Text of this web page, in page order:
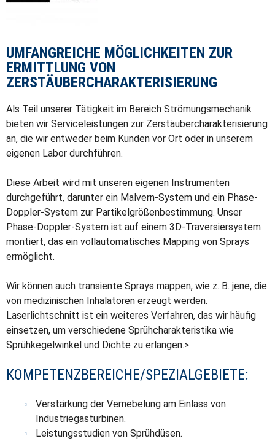
UMFANGREICHE MÖGLICHKEITEN ZUR
ERMITTLUNG VON
ZERSTÄUBERCHARAKTERISIERUNG
Als Teil unserer Tätigkeit im Bereich Strömungsmechanik
bieten wir Serviceleistungen zur Zerstäubercharakterisierung
an, die wir entweder beim Kunden vor Ort oder in unserem
eigenen Labor durchführen.
Diese Arbeit wird mit unseren eigenen Instrumenten
durchgeführt, darunter ein Malvern-System und ein Phase-
Doppler-System zur Partikelgrößenbestimmung. Unser
Phase-Doppler-System ist auf einem 3D-Traversiersystem
montiert, das ein vollautomatisches Mapping von Sprays
ermöglicht.
Wir können auch transiente Sprays mappen, wie z. B. jene, die
von medizinischen Inhalatoren erzeugt werden.
Laserlichtschnitt ist ein weiteres Verfahren, das wir häufig
einsetzen, um verschiedene Sprühcharakteristika wie
Sprühkegelwinkel und Dichte zu erlangen.>
KOMPETENZBEREICHE/SPEZIALGEBIETE:
Verstärkung der Vernebelung am Einlass von
Industriegasturbinen.
Leistungsstudien von Sprühdüsen.